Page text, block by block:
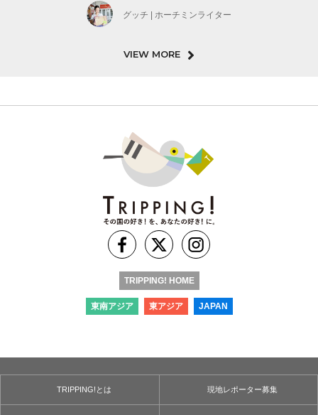
グッチ | ホーチミンライター
VIEW MORE
TRIPPING! HOME
東南アジア 東アジア JAPAN
TRIPPING!とは 現地レポーター募集